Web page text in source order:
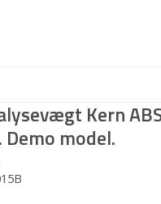
Kern
Demo model.